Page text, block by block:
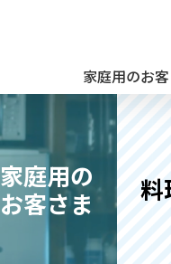
家庭用のお
家庭用の
お客さま
料